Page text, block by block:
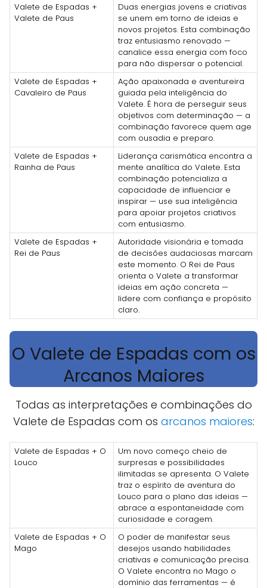
Valete de Espadas +
Valete de Paus
Duas energias jovens e criativas
se unem em torno de ideias e
novos projetos. Esta combinação
traz entusiasmo renovado —
canalice essa energia com foco
para não dispersar o potencial.
Valete de Espadas +
Cavaleiro de Paus
Ação apaixonada e aventureira
guiada pela inteligência do
Valete. É hora de perseguir seus
objetivos com determinação — a
combinação favorece quem age
com ousadia e preparo.
Valete de Espadas +
Rainha de Paus
Liderança carismática encontra a
mente analítica do Valete. Esta
combinação potencializa a
capacidade de influenciar e
inspirar — use sua inteligência
para apoiar projetos criativos
com entusiasmo.
Valete de Espadas +
Rei de Paus
Autoridade visionária e tomada
de decisões audaciosas marcam
este momento. O Rei de Paus
orienta o Valete a transformar
ideias em ação concreta —
lidere com confiança e propósito
claro.
O Valete de Espadas com os
Arcanos Maiores
Todas as interpretações e combinações do
Valete de Espadas com os arcanos maiores:
Valete de Espadas + O
Louco
Um novo começo cheio de
surpresas e possibilidades
ilimitadas se apresenta. O Valete
traz o espírito de aventura do
Louco para o plano das ideias —
abrace a espontaneidade com
curiosidade e coragem.
Valete de Espadas + O
Mago
O poder de manifestar seus
desejos usando habilidades
criativas e comunicação precisa.
O Valete encontra no Mago o
domínio das ferramentas — é